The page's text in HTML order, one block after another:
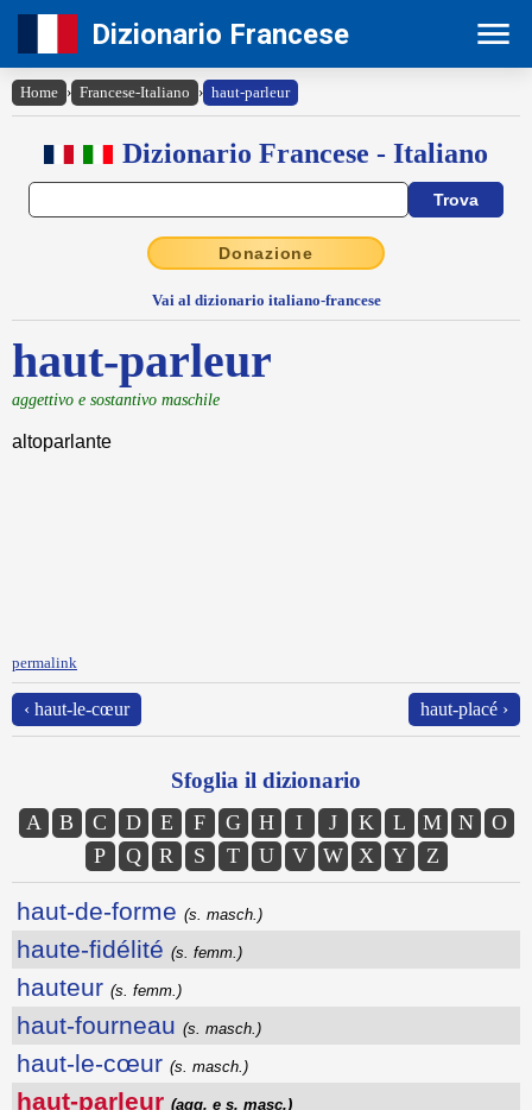
Dizionario Francese
Home › Francese-Italiano › haut-parleur
Dizionario Francese - Italiano
Donazione
Vai al dizionario italiano-francese
haut-parleur
aggettivo e sostantivo maschile
altoparlante
permalink
‹ haut-le-cœur haut-placé ›
Sfoglia il dizionario
A B C D E F G H I J K L M N
O
P
Q R S T U V W X Y Z
haut-de-forme (s. masch.)
haute-fidélité (s. femm.)
hauteur (s. femm.)
haut-fourneau (s. masch.)
haut-le-cœur (s. masch.)
haut-parleur (agg. e s. masc.)